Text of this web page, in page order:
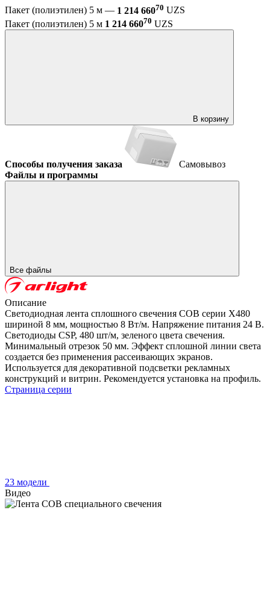
Пакет (полиэтилен) 5 м — 1 214 66070 UZS
Пакет (полиэтилен) 5 м 1 214 66070 UZS
В корзину
Способы получения заказа
Самовывоз
Файлы и программы
Все файлы
Описание
Светодиодная лента сплошного свечения COB серии X480
шириной 8 мм, мощностью 8 Вт/м. Напряжение питания 24 В.
Светодиоды CSP, 480 шт/м, зеленого цвета свечения.
Минимальный отрезок 50 мм. Эффект сплошной линии света
создается без применения рассеивающих экранов.
Используется для декоративной подсветки рекламных
конструкций и витрин. Рекомендуется установка на профиль.
Страница серии
23 модели
Видео